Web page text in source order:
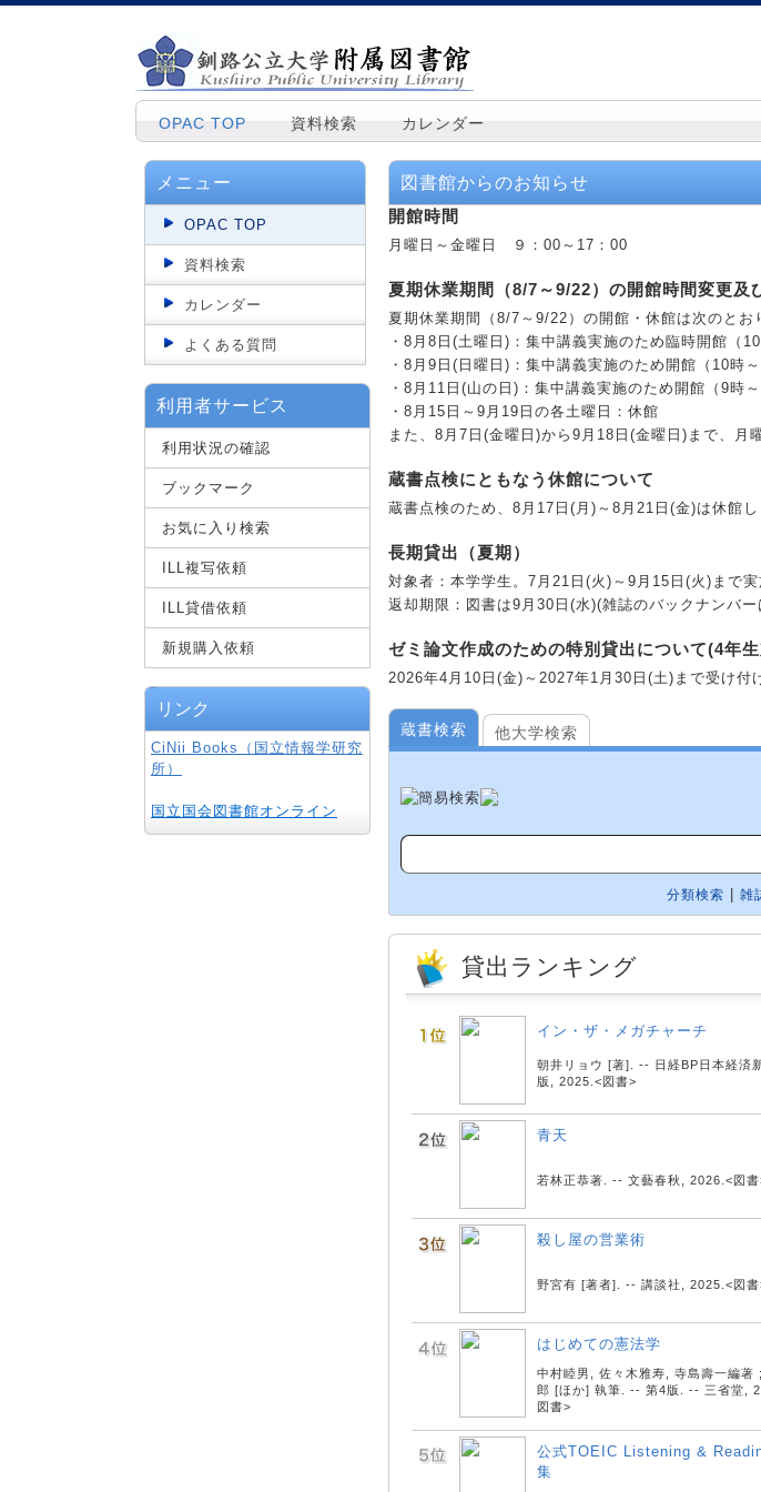
OPAC TOP 資料検索 カレンダー
メニュー
OPAC TOP
資料検索
カレンダー
よくある質問
利用者サービス
利用状況の確認
ブックマーク
お気に入り検索
ILL複写依頼
ILL貸借依頼
新規購入依頼
リンク
CiNii Books（国立情報学研究
所）
国立国会図書館オンライン
図書館からのお知らせ
開館時間
月曜日～金曜日 ９：00～17：00
夏期休業期間（8/7～9/22）の開館時間変更及
夏期休業期間（8/7～9/22）の開館・休館は次のとお
・8月8日(土曜日)：集中講義実施のため臨時開館（10
・8月9日(日曜日)：集中講義実施のため開館（10時～
・8月11日(山の日)：集中講義実施のため開館（9時～
・8月15日～9月19日の各土曜日：休館
また、8月7日(金曜日)から9月18日(金曜日)まで、月
蔵書点検にともなう休館について
蔵書点検のため、8月17日(月)～8月21日(金)は休館し
長期貸出（夏期）
対象者：本学学生。7月21日(火)～9月15日(火)まで実
返却期限：図書は9月30日(水)(雑誌のバックナンバ
ゼミ論文作成のための特別貸出について(4年
2026年4月10日(金)～2027年1月30日(土)まで受け付
蔵書検索 他大学検索
分類検索 雑
貸出ランキング
イン・ザ・メガチャーチ
朝井リョウ [著]. -- 日経BP日本経済
版, 2025.<図書>
青天
若林正恭著. -- 文藝春秋, 2026.<図書
殺し屋の営業術
野宮有 [著者]. -- 講談社, 2025.<図書
はじめての憲法学
中村睦男, 佐々木雅寿, 寺島壽一編著
郎 [ほか] 執筆. -- 第4版. -- 三省堂,
図書>
公式TOEIC Listening &
集